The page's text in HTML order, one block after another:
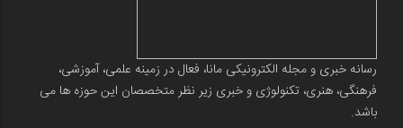
رسانه خبری و مجله الکترونیکی مانا، فعال در زمینه علمی، آموزشی،
فرهنگی، هنری، تکنولوژی و خبری زیر نظر متخصصان این حوزه ها می
باشد.